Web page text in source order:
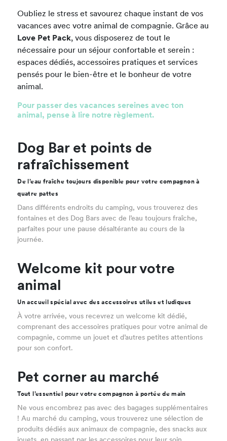
Oubliez le stress et savourez chaque instant de vos
vacances avec votre animal de compagnie. Grâce au
Love Pet Pack, vous disposerez de tout le
nécessaire pour un séjour confortable et serein :
espaces dédiés, accessoires pratiques et services
pensés pour le bien-être et le bonheur de votre
animal.
Pour passer des vacances sereines avec ton
animal, pense à lire notre règlement.
Dog Bar et points de
rafraîchissement
De l’eau fraîche toujours disponible pour votre compagnon à
quatre pattes
Dans différents endroits du camping, vous trouverez des
fontaines et des Dog Bars avec de l’eau toujours fraîche,
parfaites pour une pause désaltérante au cours de la
journée.
Welcome kit pour votre
animal
Un accueil spécial avec des accessoires utiles et ludiques
À votre arrivée, vous recevrez un welcome kit dédié,
comprenant des accessoires pratiques pour votre animal de
compagnie, comme un jouet et d’autres petites attentions
pour son confort.
Pet corner au marché
Tout l’essentiel pour votre compagnon à portée de main
Ne vous encombrez pas avec des bagages supplémentaires
! Au marché du camping, vous trouverez une sélection de
produits dédiés aux animaux de compagnie, des snacks aux